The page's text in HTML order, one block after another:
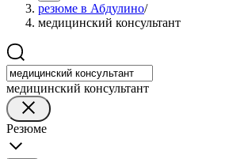
резюме в Абдулино/
медицинский консультант
медицинский консультант
Резюме